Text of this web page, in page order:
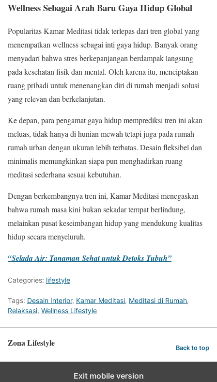
Wellness Sebagai Arah Baru Gaya Hidup Global
Popularitas Kamar Meditasi tidak terlepas dari tren global yang
menempatkan wellness sebagai inti gaya hidup. Banyak orang
menyadari bahwa stres berkepanjangan berdampak langsung
pada kesehatan fisik dan mental. Oleh karena itu, menciptakan
ruang pribadi untuk menenangkan diri di rumah menjadi solusi
yang relevan dan berkelanjutan.
Ke depan, para pengamat gaya hidup memprediksi tren ini akan
meluas, tidak hanya di hunian mewah tetapi juga pada rumah-
rumah urban dengan ukuran lebih terbatas. Desain fleksibel dan
minimalis memungkinkan siapa pun menghadirkan ruang
meditasi sederhana sesuai kebutuhan.
Dengan berkembangnya tren ini, Kamar Meditasi menegaskan
bahwa rumah masa kini bukan sekadar tempat berlindung,
melainkan pusat keseimbangan hidup yang mendukung kualitas
hidup secara menyeluruh.
“Selada Air: Tanaman Sehat untuk Detoks Tubuh”
Categories: lifestyle
Tags: Desain Interior, Kamar Meditasi, Meditasi di Rumah,
Relaksasi, Wellness Lifestyle
Zona Lifestyle Back to top
Exit mobile version